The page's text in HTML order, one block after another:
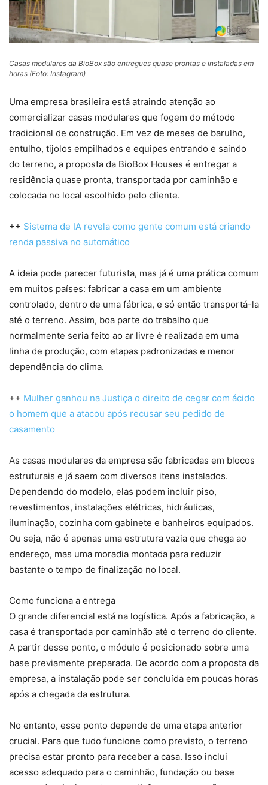
Casas modulares da BioBox são entregues quase prontas e instaladas em
horas (Foto: Instagram)
Uma empresa brasileira está atraindo atenção ao
comercializar casas modulares que fogem do método
tradicional de construção. Em vez de meses de barulho,
entulho, tijolos empilhados e equipes entrando e saindo
do terreno, a proposta da BioBox Houses é entregar a
residência quase pronta, transportada por caminhão e
colocada no local escolhido pelo cliente.
++ Sistema de IA revela como gente comum está criando
renda passiva no automático
A ideia pode parecer futurista, mas já é uma prática comum
em muitos países: fabricar a casa em um ambiente
controlado, dentro de uma fábrica, e só então transportá-la
até o terreno. Assim, boa parte do trabalho que
normalmente seria feito ao ar livre é realizada em uma
linha de produção, com etapas padronizadas e menor
dependência do clima.
++ Mulher ganhou na Justiça o direito de cegar com ácido
o homem que a atacou após recusar seu pedido de
casamento
As casas modulares da empresa são fabricadas em blocos
estruturais e já saem com diversos itens instalados.
Dependendo do modelo, elas podem incluir piso,
revestimentos, instalações elétricas, hidráulicas,
iluminação, cozinha com gabinete e banheiros equipados.
Ou seja, não é apenas uma estrutura vazia que chega ao
endereço, mas uma moradia montada para reduzir
bastante o tempo de finalização no local.
Como funciona a entrega
O grande diferencial está na logística. Após a fabricação, a
casa é transportada por caminhão até o terreno do cliente.
A partir desse ponto, o módulo é posicionado sobre uma
base previamente preparada. De acordo com a proposta da
empresa, a instalação pode ser concluída em poucas horas
após a chegada da estrutura.
No entanto, esse ponto depende de uma etapa anterior
crucial. Para que tudo funcione como previsto, o terreno
precisa estar pronto para receber a casa. Isso inclui
acesso adequado para o caminhão, fundação ou base